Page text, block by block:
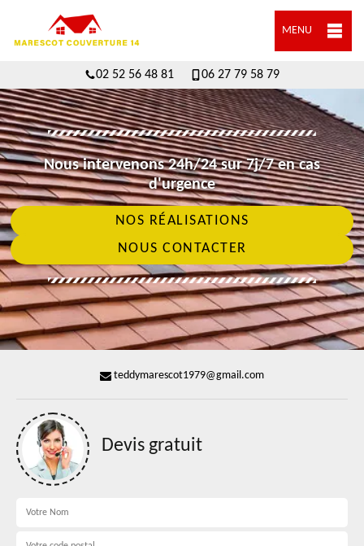
MENU
02 52 56 48 81 06 27 79 58 79
Nous intervenons 24h/24 sur 7j/7 en cas
d'urgence
NOS RÉALISATIONS
NOUS CONTACTER
teddymarescot1979@gmail.com
Devis gratuit